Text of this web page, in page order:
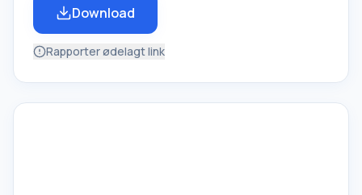
Download
Rapporter ødelagt link